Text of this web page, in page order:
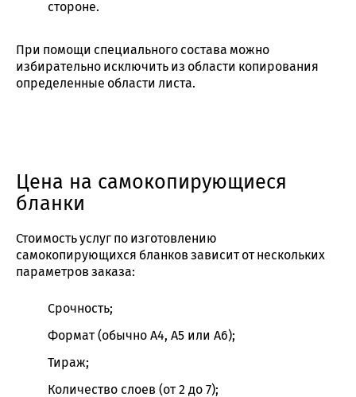
стороне.
При помощи специального состава можно
избирательно исключить из области копирования
определенные области листа.
Цена на самокопирующиеся
бланки
Стоимость услуг по изготовлению
самокопирующихся бланков зависит от нескольких
параметров заказа:
Срочность;
Формат (обычно А4, А5 или А6);
Тираж;
Количество слоев (от 2 до 7);